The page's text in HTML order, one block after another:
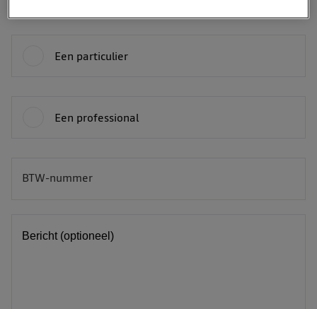
Een particulier
Een professional
BTW-nummer
BE
Bericht (optioneel)